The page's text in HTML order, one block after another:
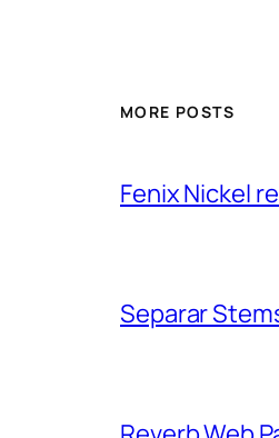
MORE POSTS
Fenix Nickel
Separar